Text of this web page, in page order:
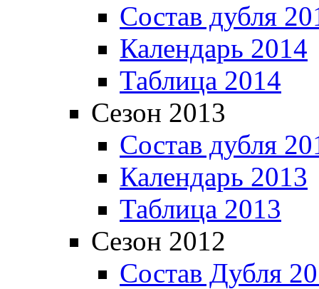
Состав дубля
Календарь 2014
Таблица 2014
Сезон 2013
Состав дубля
Календарь 2013
Таблица 2013
Сезон 2012
Состав Дубля